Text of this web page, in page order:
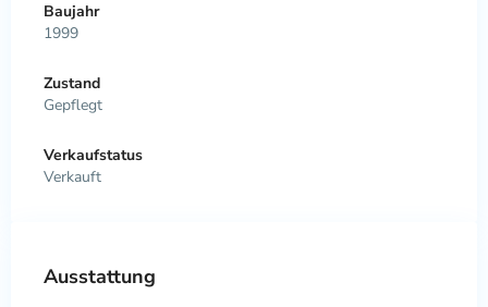
Baujahr
1999
Zustand
Gepflegt
Verkaufstatus
Verkauft
Ausstattung